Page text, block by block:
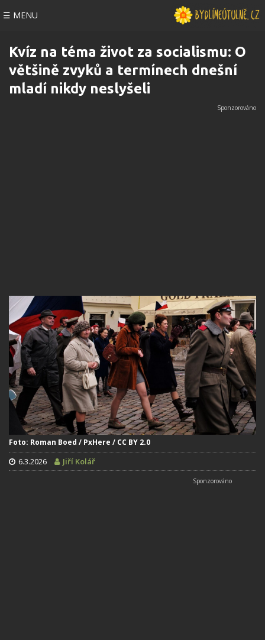
☰ MENU
Kvíz na téma život za socialismu: O
většině zvyků a termínech dnešní
mladí nikdy neslyšeli
Foto: Roman Boed / PxHere / CC BY 2.0
6.3.2026 Jiří Kolář